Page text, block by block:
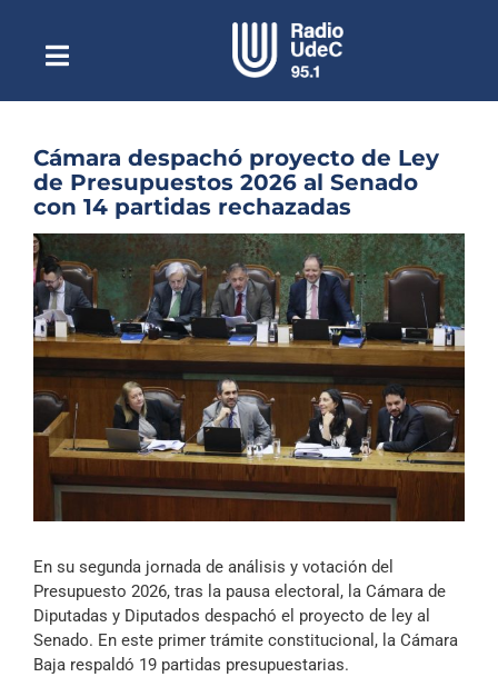
contenidoToggle
NavigationEscuchar Radio UdeC en vivo
Quiénes Somos
Programación
Podcast
Noticias
Reportajes
Columnas
Música Clásica
Especiales
Cámara despachó proyecto de Ley
de Presupuestos 2026 al Senado
con 14 partidas rechazadas
Ver
imagen
más
grande
En su segunda jornada de análisis y votación del
Presupuesto 2026, tras la pausa electoral, la Cámara de
Diputadas y Diputados despachó el proyecto de ley al
Senado. En este primer trámite constitucional, la Cámara
Baja respaldó 19 partidas presupuestarias.